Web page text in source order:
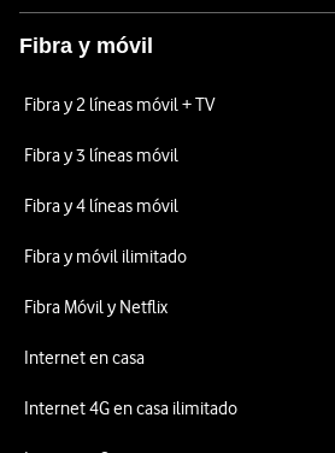
Fibra y móvil
Fibra y 2 líneas móvil + TV
Fibra y 3 líneas móvil
Fibra y 4 líneas móvil
Fibra y móvil ilimitado
Fibra Móvil y Netflix
Internet en casa
Internet 4G en casa ilimitado